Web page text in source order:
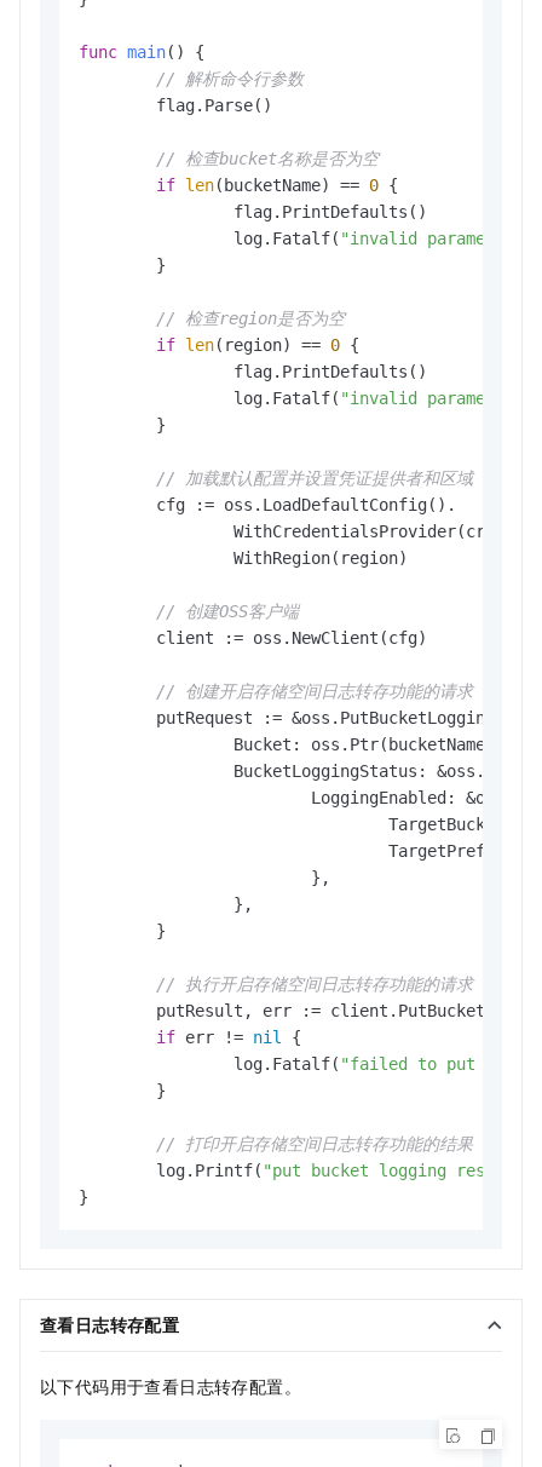
func main()
{
// 解析命令行参数
// 检查bucket名称是否为空
if len(bucketName) == 0 {
		log.Fatalf(
"invalid parameters,
// 检查region是否为空
if len(region) == 0 {
		log.Fatalf(
"invalid
// 加载默认配置并设置凭证提供者和区域
// 创建OSS客户端
// 创建开启存储空间日志转存功能的请求
		Bucket: oss.Ptr(bucketName),
TargetBucket:
TargetPrefix:
// 执行开启存储空间日志转存功能的请求
if err != nil
{
		log.Fatalf(
"failed to put
// 打印开启存储空间日志转存功能的结果
	log.Printf(
"put bucket logging
查看日志转存配置
以下代码用于查看日志转存配置。